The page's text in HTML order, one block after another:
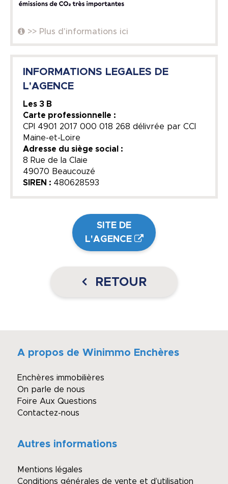
>> Plus d'informations ici
INFORMATIONS LEGALES DE
L'AGENCE
Les 3 B
Carte professionnelle :
CPI 4901 2017 000 018 268 délivrée par CCI
Maine-et-Loire
Adresse du siège social :
8 Rue de la Claie
49070 Beaucouzé
SIREN : 480628593
SITE DE
L'AGENCE
RETOUR
A propos de Winimmo Enchères
Enchères immobilières
On parle de nous
Foire Aux Questions
Contactez-nous
Autres informations
Mentions légales
Conditions générales de vente et d’utilisation